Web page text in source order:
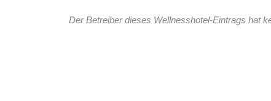
Der Betreiber dieses Wellnesshotel-Eintrags hat